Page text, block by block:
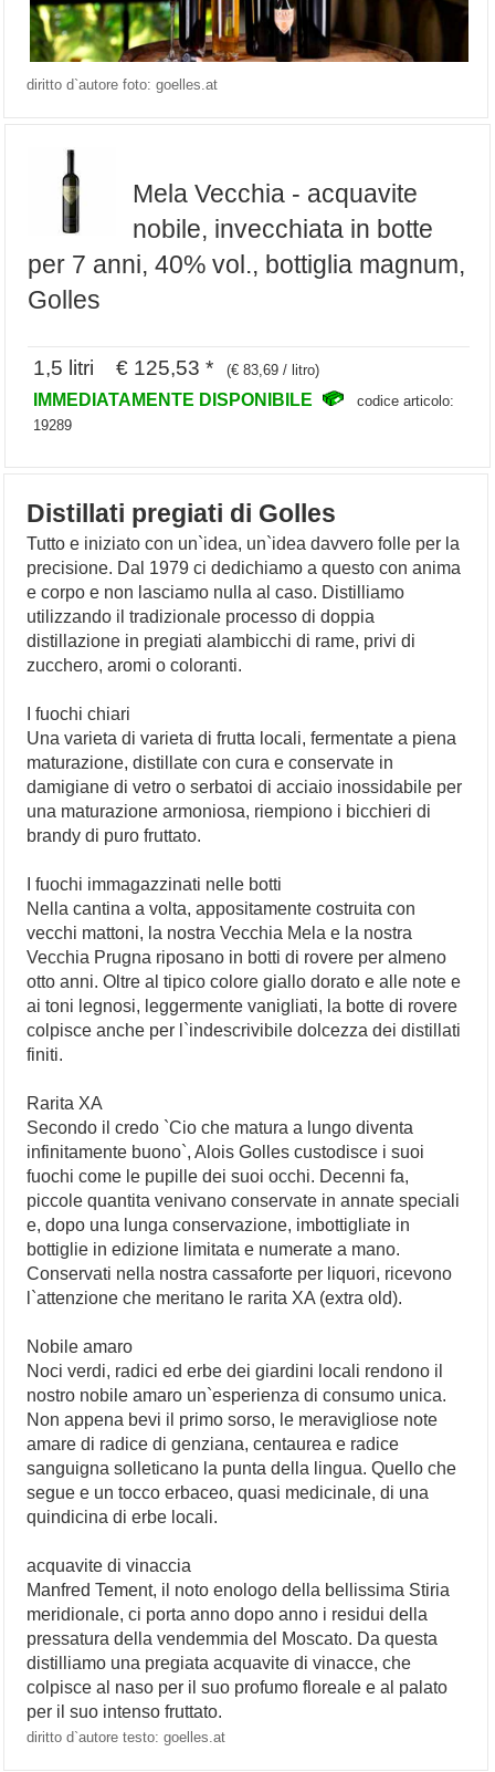
diritto d`autore foto: goelles.at
Mela Vecchia - acquavite
nobile, invecchiata in botte
per 7 anni, 40% vol., bottiglia magnum,
Golles
1,5 litri € 125,53 * (€ 83,69 / litro)
IMMEDIATAMENTE DISPONIBILE
codice articolo:
19289
Distillati pregiati di Golles
Tutto e iniziato con un`idea, un`idea davvero folle per la
precisione. Dal 1979 ci dedichiamo a questo con anima
e corpo e non lasciamo nulla al caso. Distilliamo
utilizzando il tradizionale processo di doppia
distillazione in pregiati alambicchi di rame, privi di
zucchero, aromi o coloranti.
I fuochi chiari
Una varieta di varieta di frutta locali, fermentate a piena
maturazione, distillate con cura e conservate in
damigiane di vetro o serbatoi di acciaio inossidabile per
una maturazione armoniosa, riempiono i bicchieri di
brandy di puro fruttato.
I fuochi immagazzinati nelle botti
Nella cantina a volta, appositamente costruita con
vecchi mattoni, la nostra Vecchia Mela e la nostra
Vecchia Prugna riposano in botti di rovere per almeno
otto anni. Oltre al tipico colore giallo dorato e alle note e
ai toni legnosi, leggermente vanigliati, la botte di rovere
colpisce anche per l`indescrivibile dolcezza dei distillati
finiti.
Rarita XA
Secondo il credo `Cio che matura a lungo diventa
infinitamente buono`, Alois Golles custodisce i suoi
fuochi come le pupille dei suoi occhi. Decenni fa,
piccole quantita venivano conservate in annate speciali
e, dopo una lunga conservazione, imbottigliate in
bottiglie in edizione limitata e numerate a mano.
Conservati nella nostra cassaforte per liquori, ricevono
l`attenzione che meritano le rarita XA (extra old).
Nobile amaro
Noci verdi, radici ed erbe dei giardini locali rendono il
nostro nobile amaro un`esperienza di consumo unica.
Non appena bevi il primo sorso, le meravigliose note
amare di radice di genziana, centaurea e radice
sanguigna solleticano la punta della lingua. Quello che
segue e un tocco erbaceo, quasi medicinale, di una
quindicina di erbe locali.
acquavite di vinaccia
Manfred Tement, il noto enologo della bellissima Stiria
meridionale, ci porta anno dopo anno i residui della
pressatura della vendemmia del Moscato. Da questa
distilliamo una pregiata acquavite di vinacce, che
colpisce al naso per il suo profumo floreale e al palato
per il suo intenso fruttato.
diritto d`autore testo: goelles.at